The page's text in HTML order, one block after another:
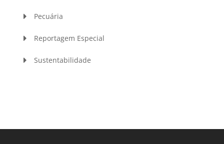
Pecuária
Reportagem Especial
Sustentabilidade